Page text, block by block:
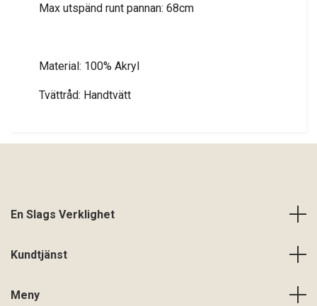
Max utspänd runt pannan: 68cm
Material: 100% Akryl
Tvättråd: Handtvätt
En Slags Verklighet
Kundtjänst
Meny